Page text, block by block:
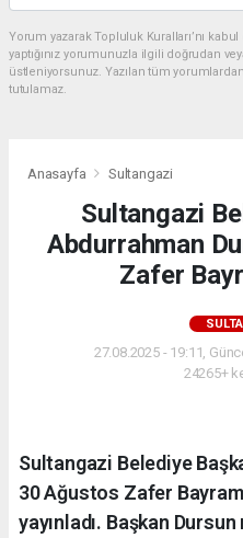
Yorum yazarak Topluluk Kuralları’nı
yaptığınız yorumunuzla ilgili doğrudan
üstleniyorsunuz. Yazılan tüm
tutulamaz.
Anasayfa Sultangazi
Sultangazi
Abdurrahman
Zafer
27.08.2025 - 19:11,
24265+
Sultangazi Belediye
30 Ağustos Zafer
yayınladı. Başkan